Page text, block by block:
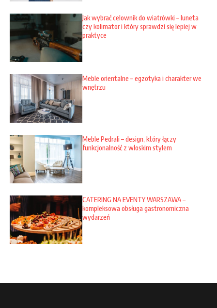
Jak wybrać celownik do wiatrówki – luneta
czy kolimator i który sprawdzi się lepiej w
praktyce
Meble orientalne – egzotyka i charakter we
wnętrzu
Meble Pedrali – design, który łączy
funkcjonalność z włoskim stylem
CATERING NA EVENTY WARSZAWA –
kompleksowa obsługa gastronomiczna
wydarzeń